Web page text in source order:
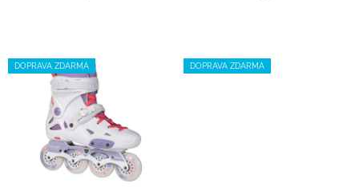
DOPRAVA ZDARMA DOPRAVA ZDARMA